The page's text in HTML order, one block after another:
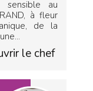
sensible au
à fleur
de la
le chef